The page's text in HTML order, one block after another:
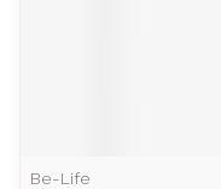
Be-Life